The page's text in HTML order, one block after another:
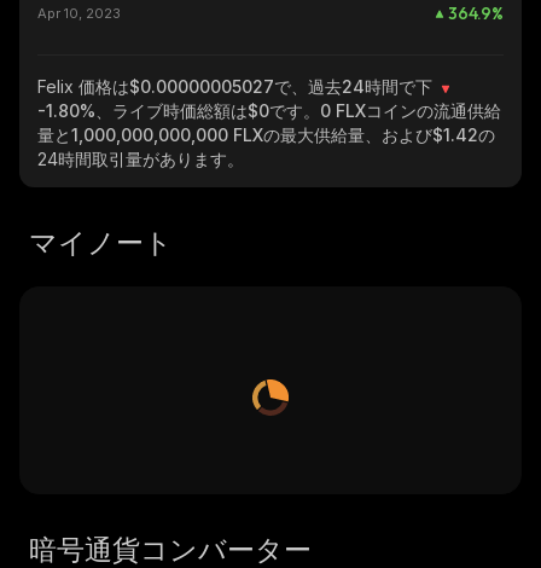
Apr 10, 2023 364.9%
Felix 価格は$0.00000005027で、過去24時間で下
-1.80% 、ライブ時価総額は$0です。 0 FLXコインの流通供給
量と1,000,000,000,000 FLXの最大供給量、および$1.42の
24時間取引量があります。
マイノート
暗号通貨コンバーター